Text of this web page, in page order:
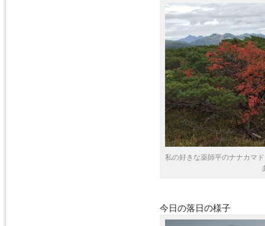
私の好きな薬師平のナナカマ
今日の落日の様子